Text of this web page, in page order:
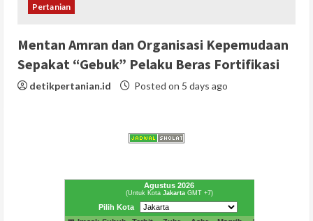
Pertanian
Mentan Amran dan Organisasi Kepemudaan
Sepakat “Gebuk” Pelaku Beras Fortifikasi
detikpertanian.id Posted on 5 days ago